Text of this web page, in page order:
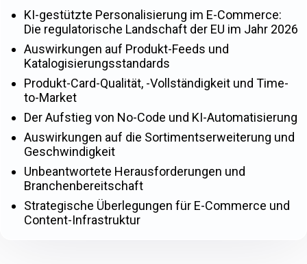
KI-gestützte Personalisierung im E-Commerce:
Die regulatorische Landschaft der EU im Jahr 2026
Auswirkungen auf Produkt-Feeds und
Katalogisierungsstandards
Produkt-Card-Qualität, -Vollständigkeit und Time-
to-Market
Der Aufstieg von No-Code und KI-Automatisierung
Auswirkungen auf die Sortimentserweiterung und
Geschwindigkeit
Unbeantwortete Herausforderungen und
Branchenbereitschaft
Strategische Überlegungen für E-Commerce und
Content-Infrastruktur